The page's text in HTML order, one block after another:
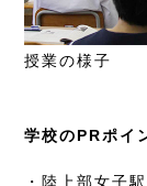
授業の様子
学校のPRポイ
・陸上部女子